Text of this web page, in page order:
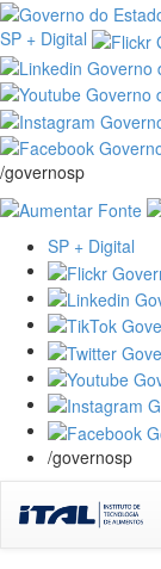
SP + Digital
/governosp
SP + Digital
/governosp
navigation